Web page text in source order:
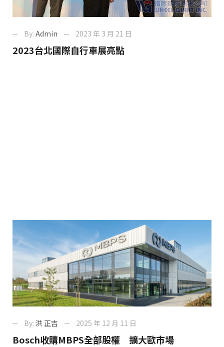
By: Admin 2023 年 3 月 21 日
2023台北國際自行車展亮點
By: 洪 正吉 2025 年 12 月 11 日
Bosch收購MBPS全部股權 擴大歐市場